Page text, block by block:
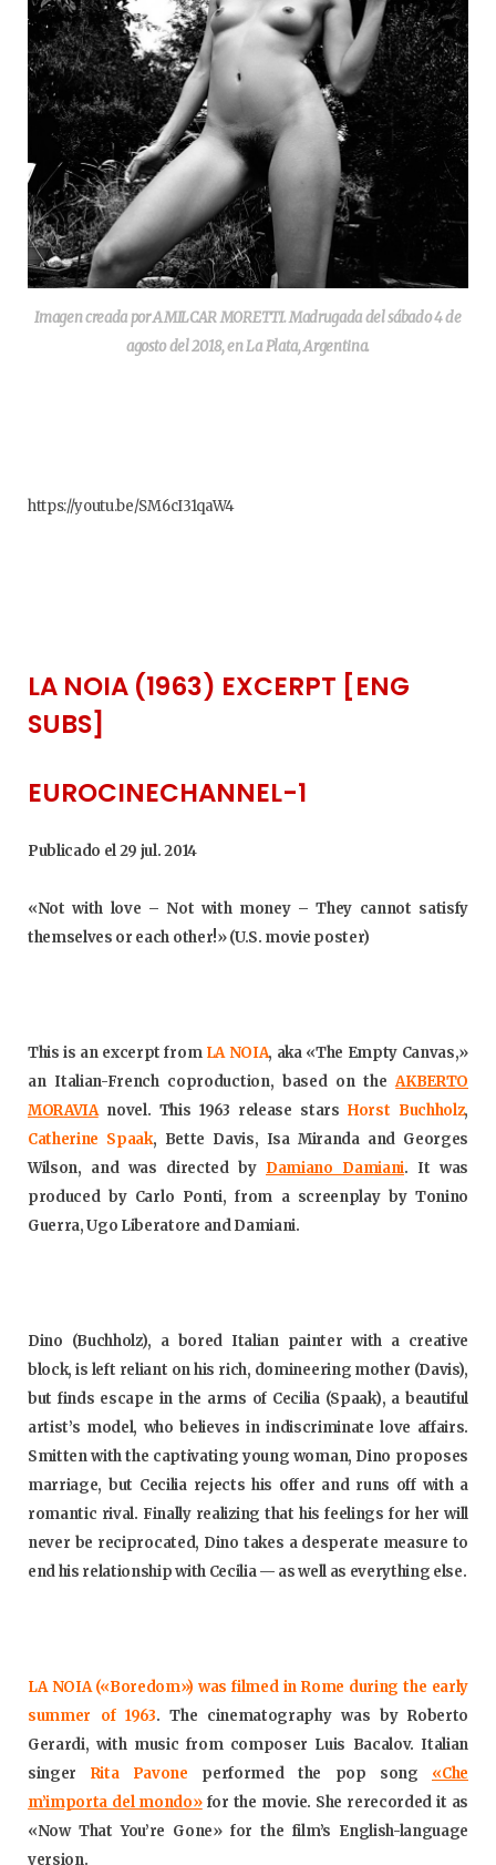
Imagen creada por AMILCAR MORETTI. Madrugada del sábado 4 de
agosto del 2018, en La Plata, Argentina.
https://youtu.be/SM6cI31qaW4
LA NOIA (1963) EXCERPT [ENG
SUBS]
EUROCINECHANNEL-1
Publicado el 29 jul. 2014
«Not with love – Not with money – They cannot satisfy
themselves or each other!» (U.S. movie poster)
This is an excerpt from LA NOIA, aka «The Empty Canvas,»
an Italian-French coproduction, based on theAKBERTO
MORAVIAnovel. This 1963 release starsHorst Buchholz,
Catherine Spaak, Bette Davis, Isa Miranda and Georges
Wilson, and was directed by Damiano Damiani. It was
produced by Carlo Ponti, from a screenplay by Tonino
Guerra, Ugo Liberatore and Damiani.
Dino (Buchholz), a bored Italian painter with a creative
block, is left reliant on his rich, domineering mother (Davis),
but finds escape in the arms of Cecilia (Spaak), a beautiful
artist’s model, who believes in indiscriminate love affairs.
Smitten with the captivating young woman, Dino proposes
marriage, but Cecilia rejects his offer and runs off with a
romantic rival. Finally realizing that his feelings for her will
never be reciprocated, Dino takes a desperate measure to
end his relationship with Cecilia — as well as everything else.
LA NOIA («Boredom») was filmed in Rome during the early
summer of 1963. The cinematography was by Roberto
Gerardi, with music from composer Luis Bacalov. Italian
singer Rita Pavone performed the pop song «Che
m’importa del mondo»for the movie. She rerecorded it as
«Now That You’re Gone» for the film’s English-language
version.